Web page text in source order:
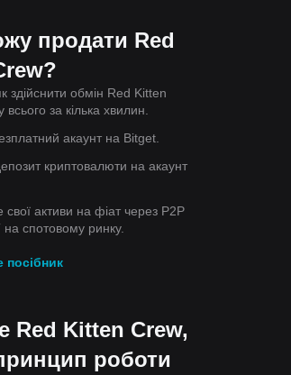
продати Red
здійснити обмін Red Kitten
всього за кілька хвилин.
акаунт на Bitget.
криптовалюти на акаунт
активи на фіат через P2P
спотовому ринку.
посібник
Red Kitten Crew,
роботи